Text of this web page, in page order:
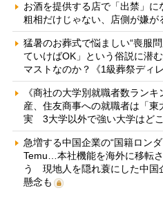
お酒を提供する店で「出禁」
粗相だけじゃない、店側が嫌が
猛暑のお葬式で悩ましい“喪服
ていけばOK」という俗説に潜
マストなのか？《1級葬祭ディ
《商社の大学別就職者数ラン
産、住友商事への就職者は「
実 3大学以外で強い大学はど
急増する中国企業の“国籍ロン
Temu…本社機能を海外に移転
う 現地人を隠れ蓑にした中国
懸念も